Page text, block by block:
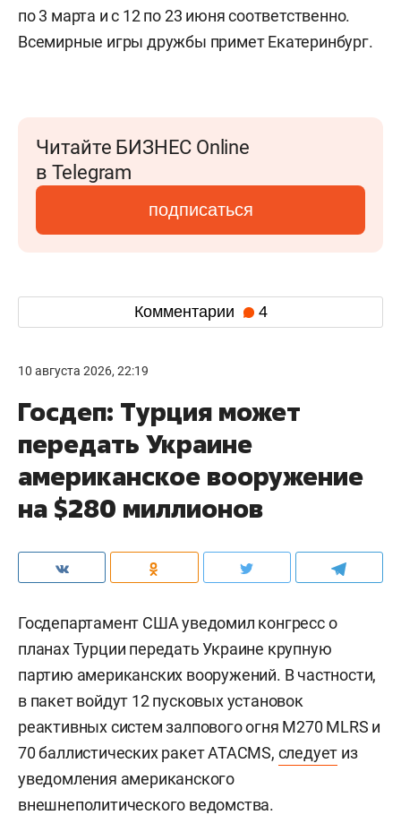
по 3 марта и с 12 по 23 июня соответственно.
Всемирные игры дружбы примет Екатеринбург.
Читайте БИЗНЕС Online
в Telegram
подписаться
Комментарии 4
10 августа 2026, 22:19
Госдеп: Турция может
передать Украине
американское вооружение
на $280 миллионов
Госдепартамент США уведомил конгресс о
планах Турции передать Украине крупную
партию американских вооружений. В частности,
в пакет войдут 12 пусковых установок
реактивных систем залпового огня M270 MLRS и
70 баллистических ракет ATACMS, следует из
уведомления американского
внешнеполитического ведомства.